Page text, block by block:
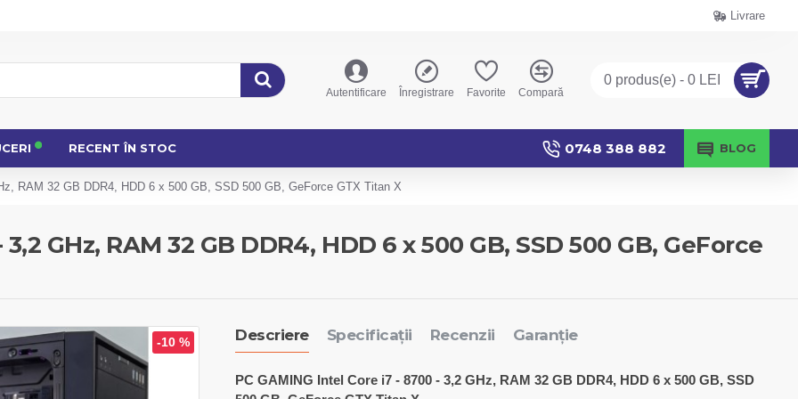
Livrare
Autentificare Înregistrare Favorite Compară
0 produs(e) - 0 LEI
RECENT ÎN STOC 0748 388 882 BLOG
RAM 32 GB DDR4, HDD 6 x 500 GB, SSD 500 GB, GeForce GTX Titan X
GHz, RAM 32 GB DDR4, HDD 6 x 500 GB, SSD 500 GB, GeForce
-10 % Descriere Specificații Recenzii Garanție
PC GAMING Intel Core i7 - 8700 - 3,2 GHz, RAM 32 GB DDR4, HDD 6 x 500 GB, SSD